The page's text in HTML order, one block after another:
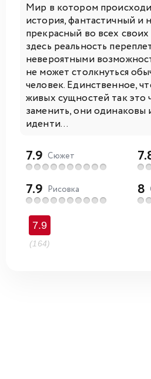
Мир в котором
история, фантастичный и
прекрасный во всех
здесь реальность
невероятными
не может столкнуться
человек. Единственное,
живых сущностей так это
заменить, они одинаковы
иденти...
7.9 Сюжет
7.9 Рисовка 8
7.9
(164)